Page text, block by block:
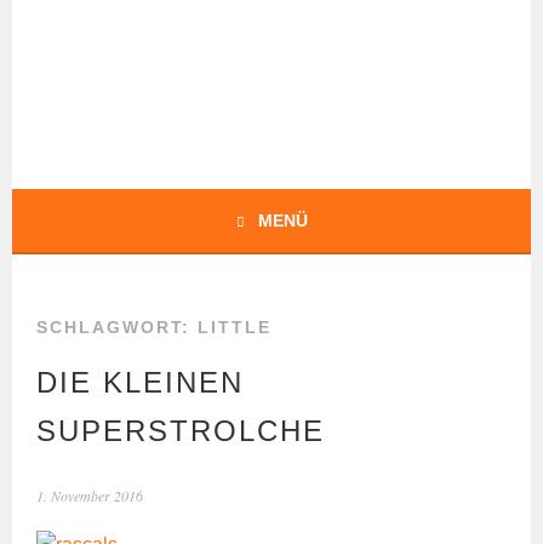
MENÜ
SCHLAGWORT: LITTLE
DIE KLEINEN
SUPERSTROLCHE
1. November 2016